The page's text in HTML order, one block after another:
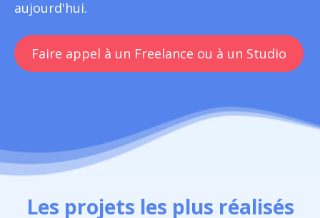
aujourd'hui.
Faire appel à un Freelance ou à un Studio
Les projets les plus réalisés